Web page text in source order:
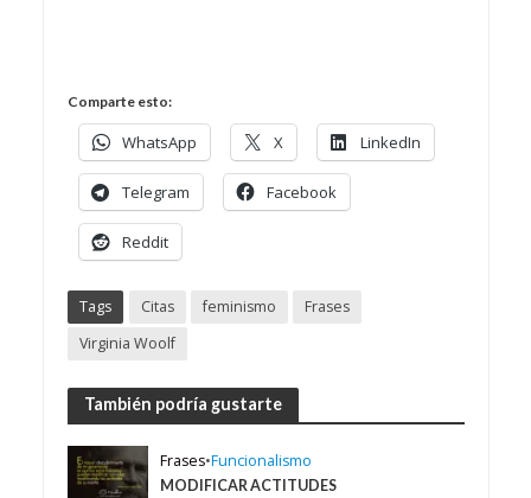
Comparte esto:
WhatsApp X LinkedIn
Telegram Facebook
Reddit
Tags Citas feminismo
Frases
Virginia Woolf
También podría gustarte
Frases•Funcionalismo
MODIFICAR ACTITUDES